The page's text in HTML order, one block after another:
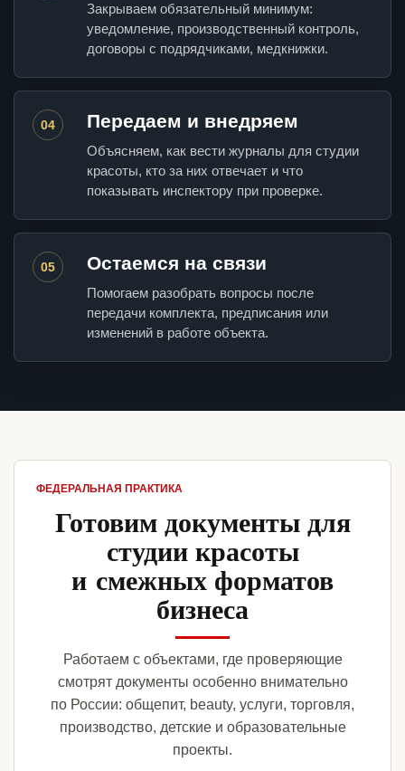
Закрываем обязательный минимум:
уведомление, производственный контроль,
договоры с подрядчиками, медкнижки.
04 Передаем и внедряем
Объясняем, как вести журналы для студии
красоты, кто за них отвечает и что
показывать инспектору при проверке.
05 Остаемся на связи
Помогаем разобрать вопросы после
передачи комплекта, предписания или
изменений в работе объекта.
ФЕДЕРАЛЬНАЯ ПРАКТИКА
Готовим документы для
студии красоты
и смежных форматов
бизнеса
Работаем с объектами, где проверяющие
смотрят документы особенно внимательно
по России: общепит, beauty, услуги, торговля,
производство, детские и образовательные
проекты.